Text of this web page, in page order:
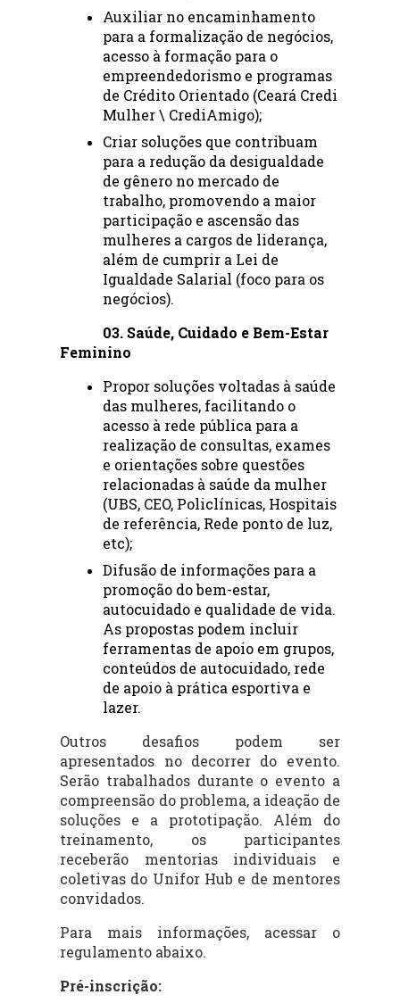
Auxiliar no encaminhamento
para a formalização de negócios,
acesso à formação para o
empreendedorismo e programas
de Crédito Orientado (Ceará Credi
Mulher \ CrediAmigo);
Criar soluções que contribuam
para a redução da desigualdade
de gênero no mercado de
trabalho, promovendo a maior
participação e ascensão das
mulheres a cargos de liderança,
além de cumprir a Lei de
Igualdade Salarial (foco para os
negócios).
03. Saúde, Cuidado e Bem-Estar
Feminino
Propor soluções voltadas à saúde
das mulheres, facilitando o
acesso à rede pública para a
realização de consultas, exames
e orientações sobre questões
relacionadas à saúde da mulher
(UBS, CEO, Policlínicas, Hospitais
de referência, Rede ponto de luz,
etc);
Difusão de informações para a
promoção do bem-estar,
autocuidado e qualidade de vida.
As propostas podem incluir
ferramentas de apoio em grupos,
conteúdos de autocuidado, rede
de apoio à prática esportiva e
lazer.
Outros desafios podem ser
apresentados no decorrer do evento.
Serão trabalhados durante o evento a
compreensão do problema, a ideação de
soluções e a prototipação. Além do
treinamento, os participantes
receberão mentorias individuais e
coletivas do Unifor Hub e de mentores
convidados.
Para mais informações, acessar o
regulamento abaixo.
Pré-inscrição: